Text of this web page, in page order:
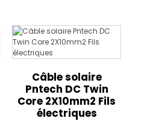
Câble solaire
Pntech DC Twin
Core 2X10mm2 Fils
électriques